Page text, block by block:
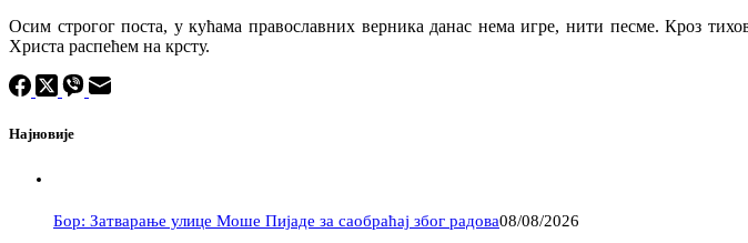
Осим строгог поста, у кућама православних верника данас нема игре, нити песме. Кроз
Христа распећем на крсту.
Најновије
Бор: Затварање улице Моше Пијаде за саобраћај због радова08/08/2026